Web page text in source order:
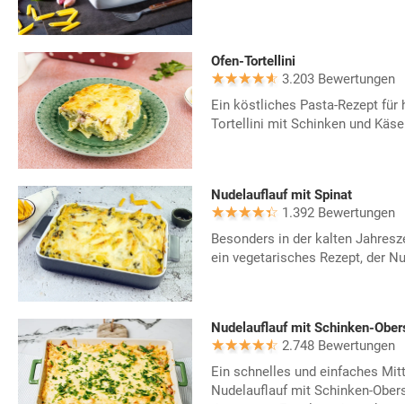
Ofen-Tortellini
3.203 Bewertungen
Ein köstliches Pasta-Rezept für
Tortellini mit Schinken und
Nudelauflauf mit Spinat
1.392 Bewertungen
Besonders in der kalten
ein vegetarisches Rezept, der
Nudelauflauf mit Schinken-
2.748 Bewertungen
Ein schnelles und einfaches
Nudelauflauf mit Schinken-